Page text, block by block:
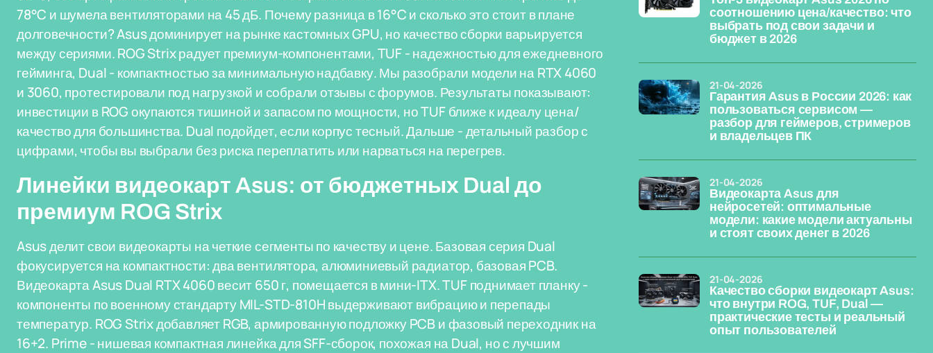
78°C и шумела вентиляторами на 45 дБ. Почему разница в 16°C и сколько это стоит в плане
долговечности? Asus доминирует на рынке кастомных GPU, но качество сборки варьируется
между сериями. ROG Strix радует премиум-компонентами, TUF - надежностью для ежедневного
гейминга, Dual - компактностью за минимальную надбавку. Мы разобрали модели на RTX 4060
и 3060, протестировали под нагрузкой и собрали отзывы с форумов. Результаты показывают:
инвестиции в ROG окупаются тишиной и запасом по мощности, но TUF ближе к идеалу цена/
качество для большинства. Dual подойдет, если корпус тесный. Дальше - детальный разбор с
цифрами, чтобы вы выбрали без риска переплатить или нарваться на перегрев.
Линейки видеокарт Asus: от бюджетных Dual до
премиум ROG Strix
Asus делит свои видеокарты на четкие сегменты по качеству и цене. Базовая серия Dual
фокусируется на компактности: два вентилятора, алюминиевый радиатор, базовая PCB.
Видеокарта Asus Dual RTX 4060 весит 650 г, помещается в мини-ITX. TUF поднимает планку -
компоненты по военному стандарту MIL-STD-810H выдерживают вибрацию и перепады
температур. ROG Strix добавляет RGB, армированную подложку PCB и фазовый переходник на
16+2. Prime - нишевая компактная линейка для SFF-сборок, похожая на Dual, но с лучшим
соотношению цена/качество: что
выбрать под свои задачи и
бюджет в 2026
Гарантия Asus в России 2026: как
пользоваться сервисом —
разбор для геймеров, стримеров
и владельцев ПК
21-04-2026
Видеокарта Asus для
нейросетей: оптимальные
модели: какие модели актуальны
и стоят своих денег в 2026
21-04-2026
Качество сборки видеокарт Asus:
что внутри ROG, TUF, Dual —
практические тесты и реальный
опыт пользователей
21-04-2026